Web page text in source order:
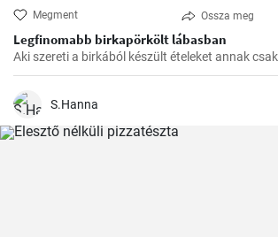
Megment Ossza meg
Legfinomabb birkapörkölt lábasban
Aki szereti a birkából készült ételeket annak
S.Hanna